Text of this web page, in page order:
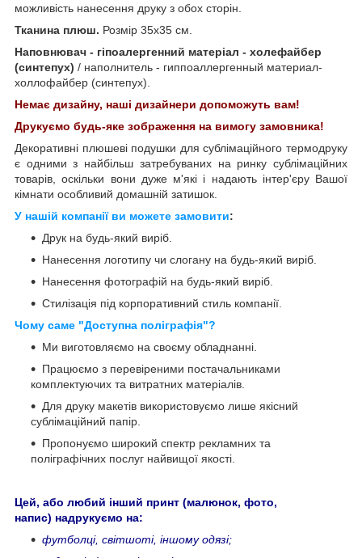
можливість нанесення друку з обох сторін.
Тканина плюш. Розмір 35х35 см.
Наповнювач - гіпоалергенний матеріал - холефайбер
(синтепух) / наполнитель - гиппоаллергенный материал-
холлофайбер (синтепух).
Немає дизайну, наші дизайнери допоможуть вам!
Друкуємо будь-яке зображення на вимогу замовника!
Декоративні плюшеві подушки для сублімаційного термодруку
є одними з найбільш затребуваних на ринку сублімаційних
товарів, оскільки вони дуже м'які і надають інтер'єру Вашої
кімнати особливий домашній затишок.
У нашій компанії ви можете замовити:
Друк на будь-який виріб.
Нанесення логотипу чи слогану на будь-який виріб.
Нанесення фотографій на будь-який виріб.
Стилізація під корпоративний стиль компанії.
Чому саме "Доступна поліграфія"?
Ми виготовляємо на своєму обладнанні.
Працюємо з перевіреними постачальниками
комплектуючих та витратних матеріалів.
Для друку макетів використовуємо лише якісний
сублімаційний папір.
Пропонуємо широкий спектр рекламних та
поліграфічних послуг найвищої якості.
Цей, або любий інший принт (малюнок, фото,
напис) надрукуємо на:
футболці, світшоті, іншому одязі;